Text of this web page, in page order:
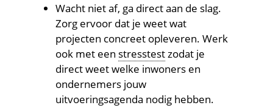
Wacht niet af, ga direct aan de slag.
Zorg ervoor dat je weet wat
projecten concreet opleveren. Werk
ook met een stresstest(onderzoek
naar
mate
zodat je
direct weet welke inwoners en
ondernemers jouw
uitvoeringsagenda nodig hebben.